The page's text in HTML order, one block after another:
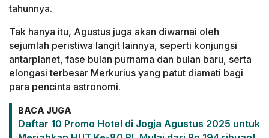
tahunnya.
Tak hanya itu, Agustus juga akan diwarnai oleh
sejumlah peristiwa langit lainnya, seperti konjungsi
antarplanet, fase bulan purnama dan bulan baru, serta
elongasi terbesar Merkurius yang patut diamati bagi
para pencinta astronomi.
BACA JUGA
Daftar 10 Promo Hotel di Jogja Agustus 2025 untuk